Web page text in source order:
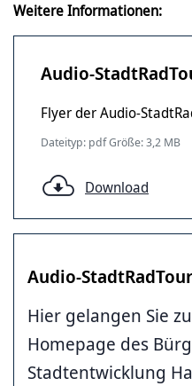
Weitere Informationen:
Audio-
Flyer der Audio-
Dateityp: pdf Größe: 3,2 MB
Download
Audio-
Hier gelangen Sie
Homepage des
Stadtentwicklung